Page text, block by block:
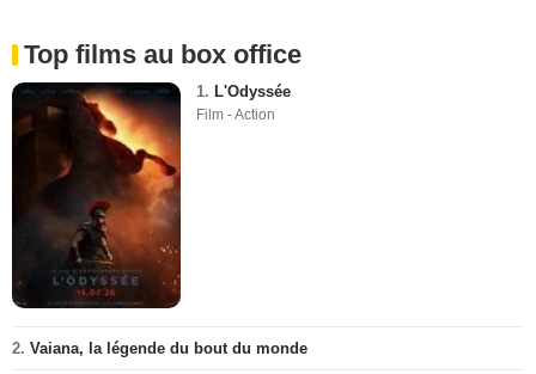
Top films au box office
1. L'Odyssée
Film - Action
2. Vaiana, la légende du bout du monde